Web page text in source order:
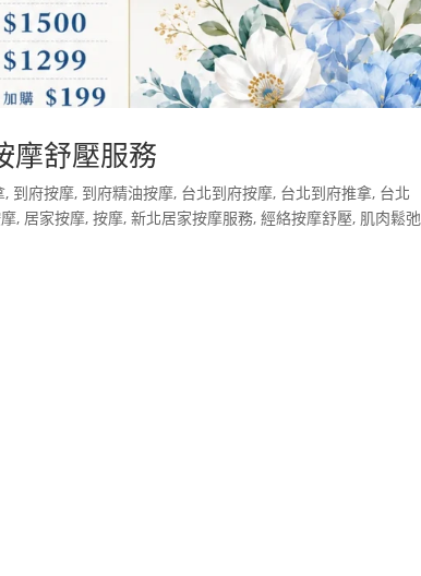
摩舒壓服務
, 到府按摩, 到府精油按摩, 台北到府按摩, 台北到府推拿, 台北
, 居家按摩,按摩,新北居家按摩服務,經絡按摩舒壓, 肌肉鬆弛